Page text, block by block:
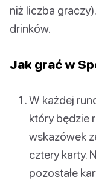
niż liczba
drinków.
Jak grać w
W każdej
który będzie
wskazówek
cztery karty.
pozostałe